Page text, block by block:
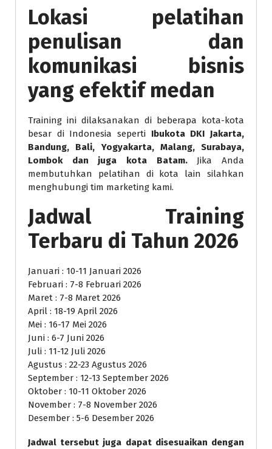
Lokasi pelatihan
penulisan dan
komunikasi bisnis
yang efektif medan
Training ini dilaksanakan di beberapa kota-kota
besar di Indonesia seperti Ibukota DKI Jakarta,
Bandung, Bali, Yogyakarta, Malang, Surabaya,
Lombok dan juga kota Batam.Jika Anda
membutuhkan pelatihan di kota lain silahkan
menghubungi tim marketing kami.
Jadwal Training
Terbaru di Tahun 2026
Januari : 10-11 Januari 2026
Februari : 7-8 Februari 2026
Maret : 7-8 Maret 2026
April : 18-19 April 2026
Mei : 16-17 Mei 2026
Juni : 6-7 Juni 2026
Juli : 11-12 Juli 2026
Agustus : 22-23 Agustus 2026
September : 12-13 September 2026
Oktober : 10-11 Oktober 2026
November : 7-8 November 2026
Desember : 5-6 Desember 2026
Jadwal tersebut juga dapat disesuaikan dengan